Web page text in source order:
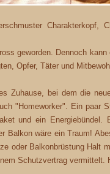
Charakterkopf,
geworden. Dennoch
Opfer, Täter und
Zuhause, bei dem die
"Homeworker". Ein
und ein
Balkon wäre ein Traum!
oder Balkonbrüstung Halt
Schutzvertrag vermittelt.